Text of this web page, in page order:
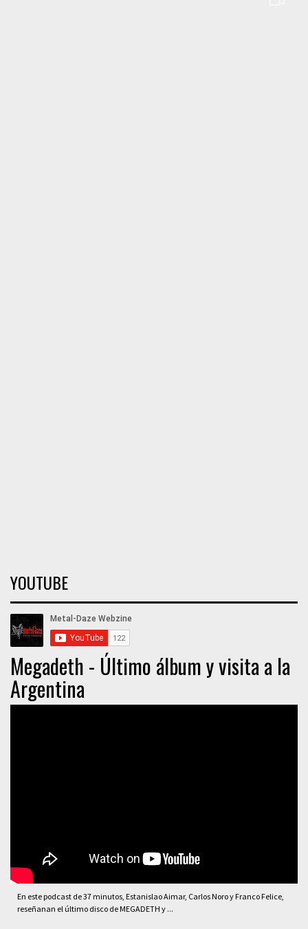
YOUTUBE
Megadeth - Último álbum y visita a la
Argentina
En este podcast de 37 minutos, Estanislao Aimar, Carlos Noro y Franco Felice,
reseñanan el último disco de MEGADETH y ...